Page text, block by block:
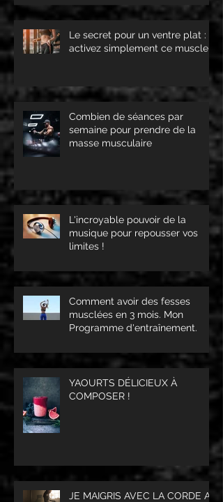
Le secret pour un ventre plat :
activez simplement ce muscle !
Combien de séances par
semaine pour prendre de la
masse musculaire
L'incroyable pouvoir de la
musique pour repousser vos
limites !
Comment avoir des fesses
musclées en 3 mois. Mon
Programme d'entraînement.
YAOURTS DÉLICIEUX À
COMPOSER !
JE MAIGRIS AVEC LA CORDE A